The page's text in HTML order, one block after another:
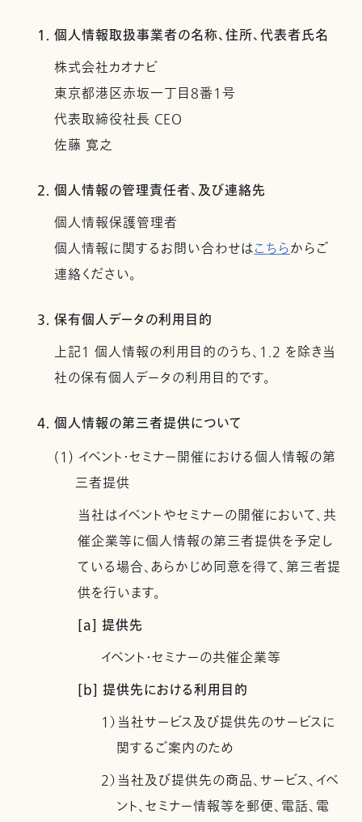
1. 個人情報取扱事業者の名称、住所、代表者氏名
株式会社カオナビ
東京都港区赤坂一丁目8番1号
代表取締役社長 CEO
佐藤 寛之
2. 個人情報の管理責任者、及び連絡先
個人情報保護管理者
個人情報に関するお問い合わせはこちらからご
連絡ください。
3. 保有個人データの利用目的
上記１ 個人情報の利用目的のうち、1.2 を除き当
社の保有個人データの利用目的です。
4. 個人情報の第三者提供について
(1) イベント・セミナー開催における個人情報の第
三者提供
当社はイベントやセミナーの開催において、共
催企業等に個人情報の第三者提供を予定し
ている場合、あらかじめ同意を得て、第三者提
供を行います。
[a] 提供先
イベント・セミナーの共催企業等
[b] 提供先における利用目的
1）当社サービス及び提供先のサービスに
関するご案内のため
2）当社及び提供先の商品、サービス、イベ
ント、セミナー情報等を郵便、電話、電